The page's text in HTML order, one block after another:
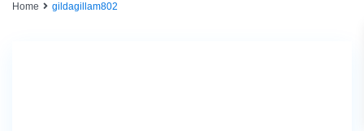
Home gildagillam802